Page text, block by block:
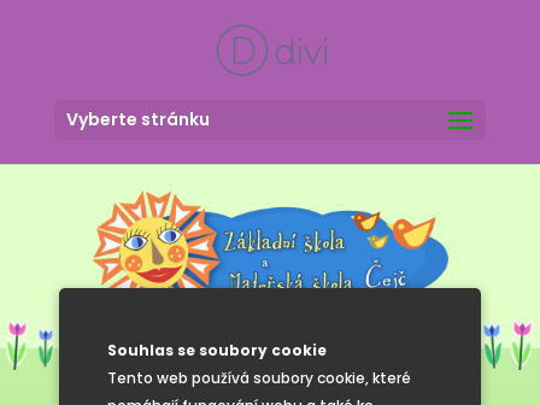
Souhlas se soubory cookie
Tento web používá soubory cookie, které
Vyberte stránku